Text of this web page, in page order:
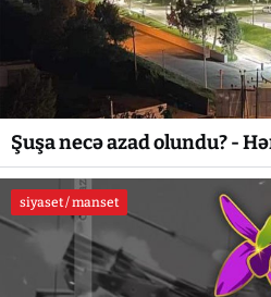
Şuşa necə azad olundu? -
siyaset / manset